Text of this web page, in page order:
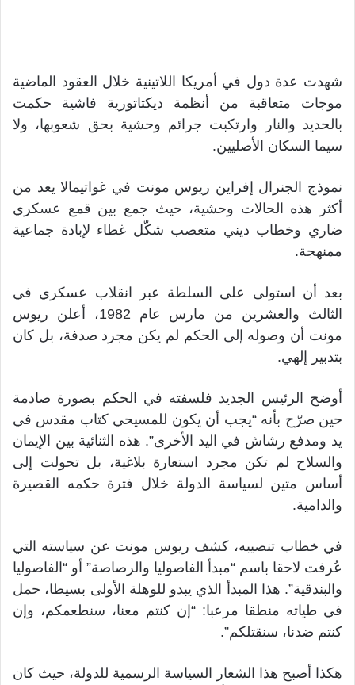
شهدت عدة دول في أمريكا اللاتينية خلال العقود الماضية
موجات متعاقبة من أنظمة ديكتاتورية فاشية حكمت
بالحديد والنار وارتكبت جرائم وحشية بحق شعوبها، ولا
سيما السكان الأصليين.
نموذج الجنرال إفراين ريوس مونت في غواتيمالا يعد من
أكثر هذه الحالات وحشية، حيث جمع بين قمع عسكري
ضاري وخطاب ديني متعصب شكّل غطاء لإبادة جماعية
ممنهجة.
بعد أن استولى على السلطة عبر انقلاب عسكري في
الثالث والعشرين من مارس عام 1982، أعلن ريوس
مونت أن وصوله إلى الحكم لم يكن مجرد صدفة، بل كان
بتدبير إلهي.
أوضح الرئيس الجديد فلسفته في الحكم بصورة صادمة
حين صرّح بأنه “يجب أن يكون للمسيحي كتاب مقدس في
يد ومدفع رشاش في اليد الأخرى”. هذه الثنائية بين الإيمان
والسلاح لم تكن مجرد استعارة بلاغية، بل تحولت إلى
أساس متين لسياسة الدولة خلال فترة حكمه القصيرة
والدامية.
في خطاب تنصيبه، كشف ريوس مونت عن سياسته التي
عُرفت لاحقا باسم “مبدأ الفاصوليا والرصاصة” أو “الفاصوليا
والبندقية”. هذا المبدأ الذي يبدو للوهلة الأولى بسيطا، حمل
في طياته منطقا مرعبا: “إن كنتم معنا، سنطعمكم، وإن
كنتم ضدنا، سنقتلكم”.
هكذا أصبح هذا الشعار السياسة الرسمية للدولة، حيث كان